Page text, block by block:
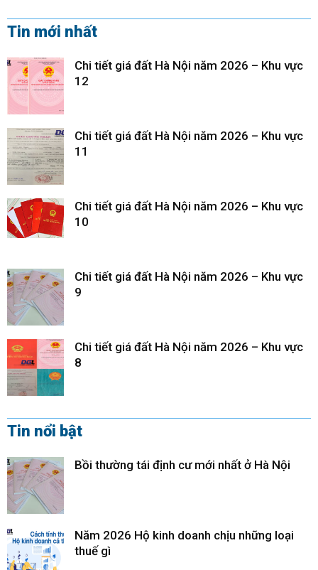
Tin mới nhất
Chi tiết giá đất Hà Nội năm 2026 – Khu vực
12
Chi tiết giá đất Hà Nội năm 2026 – Khu vực
11
Chi tiết giá đất Hà Nội năm 2026 – Khu vực
10
Chi tiết giá đất Hà Nội năm 2026 – Khu vực
9
Chi tiết giá đất Hà Nội năm 2026 – Khu vực
8
Tin nổi bật
Bồi thường tái định cư mới nhất ở Hà Nội
Năm 2026 Hộ kinh doanh chịu những loại
thuế gì